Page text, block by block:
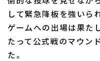
して緊急降板を強いら
ゲームへの出場は果た
たって公式戦のマウン
た。